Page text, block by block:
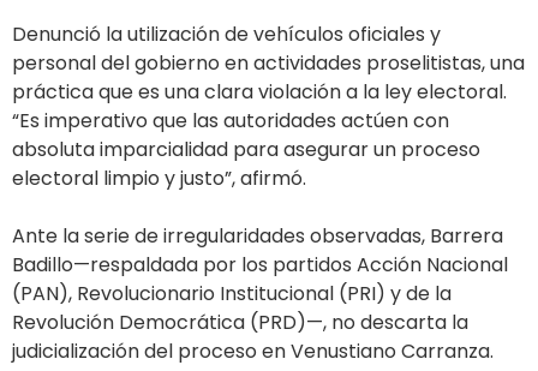
Denunció la utilización de vehículos oficiales y
personal del gobierno en actividades proselitistas, una
práctica que es una clara violación a la ley electoral.
“Es imperativo que las autoridades actúen con
absoluta imparcialidad para asegurar un proceso
electoral limpio y justo”, afirmó.
Ante la serie de irregularidades observadas, Barrera
Badillo—respaldada por los partidos Acción Nacional
(PAN), Revolucionario Institucional (PRI) y de la
Revolución Democrática (PRD)—, no descarta la
judicialización del proceso en Venustiano Carranza.